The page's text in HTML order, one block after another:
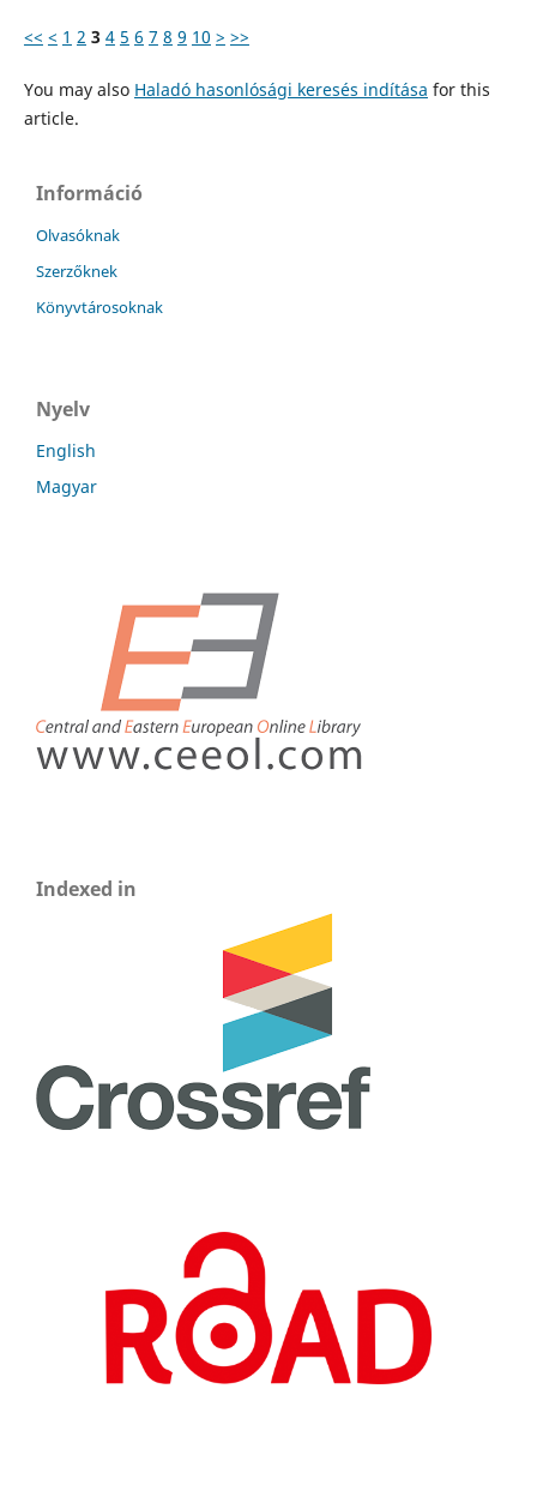
<< < 1 2 3 4 5 6 7 8 9 10 > >>
You may also Haladó hasonlósági keresés indítása for this
article.
Információ
Olvasóknak
Szerzőknek
Könyvtárosoknak
Nyelv
English
Magyar
Indexed in